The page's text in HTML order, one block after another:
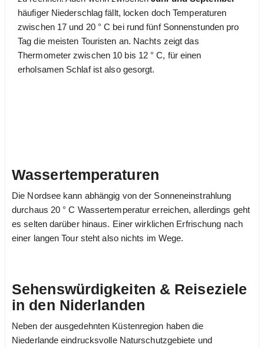
häufiger Niederschlag fällt, locken doch Temperaturen
zwischen 17 und 20 ° C bei rund fünf Sonnenstunden pro
Tag die meisten Touristen an. Nachts zeigt das
Thermometer zwischen 10 bis 12 ° C, für einen
erholsamen Schlaf ist also gesorgt.
Wassertemperaturen
Die Nordsee kann abhängig von der Sonneneinstrahlung
durchaus 20 ° C Wassertemperatur erreichen, allerdings geht
es selten darüber hinaus. Einer wirklichen Erfrischung nach
einer langen Tour steht also nichts im Wege.
Sehenswürdigkeiten & Reiseziele
in den Niderlanden
Neben der ausgedehnten Küstenregion haben die
Niederlande eindrucksvolle Naturschutzgebiete und